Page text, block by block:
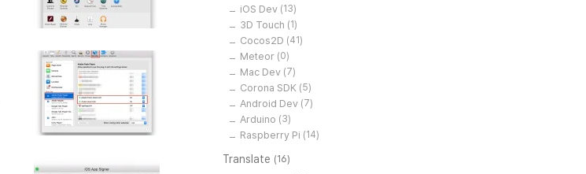
iOS Dev (13)
3D Touch (1)
Cocos2D (41)
Meteor (0)
Mac Dev (7)
Corona SDK (5)
Android Dev (7)
Arduino (3)
Raspberry Pi (14)
Translate (16)